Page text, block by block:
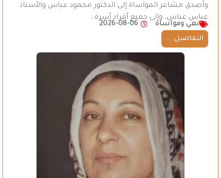
وأصدق مشاعر المواساة إلى الدكتور محمود عباس والأستاذ
عباس عباس، وإلى جميع أفراد أسرة…
نعي ومواساة
2026-08-06
التفاصيل ...